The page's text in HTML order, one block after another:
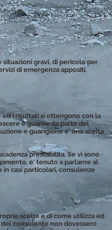
situazioni gravi, di pericolo per
di emergenza appositi.
i risultati si ottengono con la
e guarire da parte del
e guarigione e' una scelta
prestabilita. Se vi sono
e' tenuto a parlarne al
casi particolari, consulenze
scelte e di come utilizza ed
consulente non dovessero